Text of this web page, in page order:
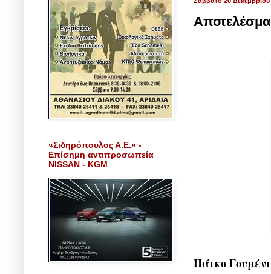
Πάικο
«Σιδηρόπουλος Α.Ε.» -
Επίσημη αντιπροσωπεία
NISSAN - KGM